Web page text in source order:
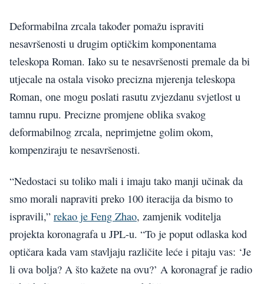
Deformabilna zrcala također pomažu ispraviti
nesavršenosti u drugim optičkim komponentama
teleskopa Roman. Iako su te nesavršenosti premale da bi
utjecale na ostala visoko precizna mjerenja teleskopa
Roman, one mogu poslati rasutu zvjezdanu svjetlost u
tamnu rupu. Precizne promjene oblika svakog
deformabilnog zrcala, neprimjetne golim okom,
kompenziraju te nesavršenosti.
“Nedostaci su toliko mali i imaju tako manji učinak da
smo morali napraviti preko 100 iteracija da bismo to
ispravili,” rekao je Feng Zhao, zamjenik voditelja
projekta koronagrafa u JPL-u. “To je poput odlaska kod
optičara kada vam stavljaju različite leće i pitaju vas: ‘Je
li ova bolja? A što kažete na ovu?’ A koronagraf je radio